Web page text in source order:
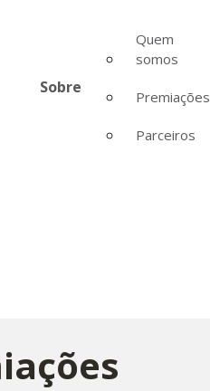
Sobre
Quem
somos
Premiações
Parceiros